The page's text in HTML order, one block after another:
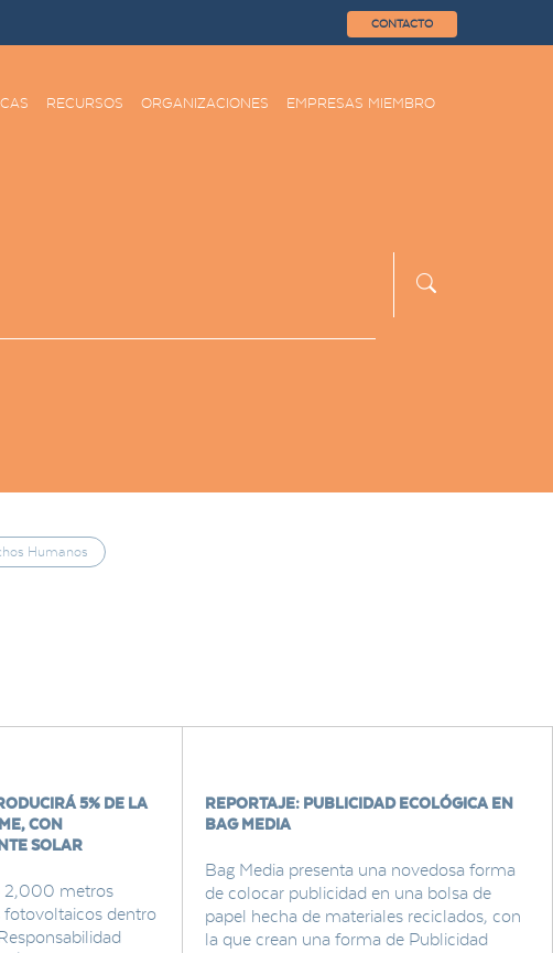
CONTACTO
RECURSOS ORGANIZACIONES EMPRESAS MIEMBRO
Humanos
5% DE LA
CON
SOLAR
2,000 metros
fotovoltaicos dentro
REPORTAJE: PUBLICIDAD ECOLÓGICA EN
BAG MEDIA
Bag Media presenta una novedosa forma
de colocar publicidad en una bolsa de
papel hecha de materiales reciclados, con
la que crean una forma de Publicidad